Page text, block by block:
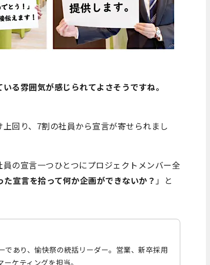
る雰囲気が感じられてよさそうですね。
回り、7割の社員から宣言が寄せられまし
の宣言一つひとつにプロジェクトメンバー全
宣言を拾って何か企画ができないか？ 」と
であり、愉快祭の統括リーダー。営業、新卒採用
ケティングを担当。